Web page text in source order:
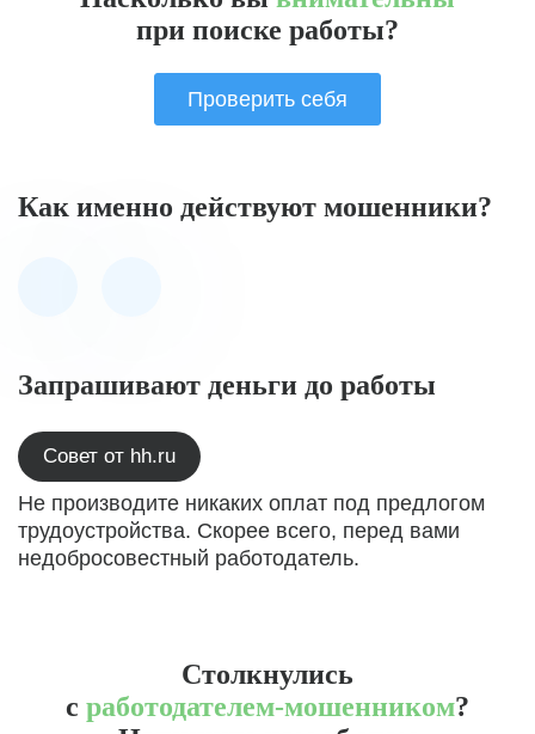
при поиске работы?
Проверить себя
Как именно действуют мошенники?
Запрашивают деньги до работы
Совет от hh.ru
Не производите никаких оплат под предлогом
трудоустройства. Скорее всего, перед вами
недобросовестный работодатель.
Столкнулись
с работодателем-мошенником?